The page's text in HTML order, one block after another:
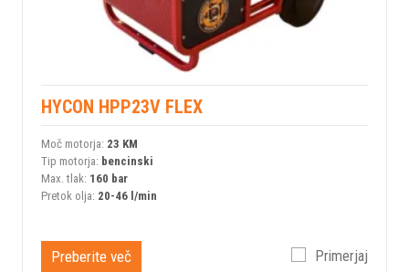
HYCON HPP23V FLEX
Moč motorja: 23 KM
Tip motorja: bencinski
Max. tlak: 160 bar
Pretok olja: 20-46 l/min
Preberite več Primerjaj